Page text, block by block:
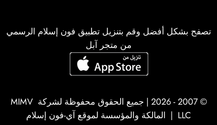
تصفح بشكل أفضل وقم بتنزيل تطبيق فون إسلام الرسمي
من متجر آبل
© 2007 - 2026 | جميع الحقوق محفوظة لشركة
MIMV
LLC | المالكة والمؤسسة لموقع آي-فون إسلام